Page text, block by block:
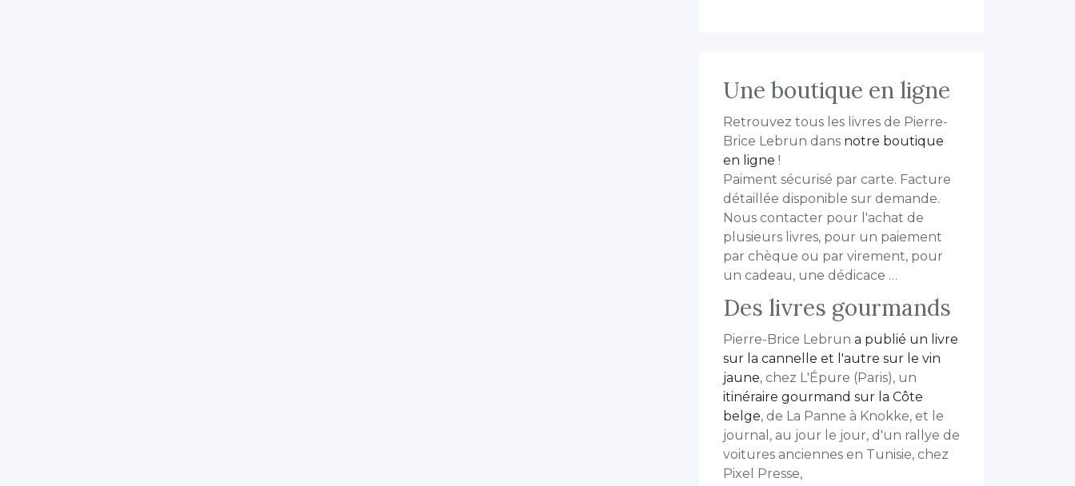
Une boutique en ligne
Retrouvez tous les livres de Pierre-
Brice Lebrun dans notre boutique
en ligne !
Paiment sécurisé par carte. Facture
détaillée disponible sur demande.
Nous contacter pour l'achat de
plusieurs livres, pour un paiement
par chèque ou par virement, pour
un cadeau, une dédicace …
Des livres gourmands
Pierre-Brice Lebrun a publié un livre
sur la cannelle et l'autre sur le vin
jaune, chez L'Épure (Paris), un
itinéraire gourmand sur la Côte
belge, de La Panne à Knokke, et le
journal, au jour le jour, d'un rallye de
voitures anciennes en Tunisie, chez
Pixel Presse,